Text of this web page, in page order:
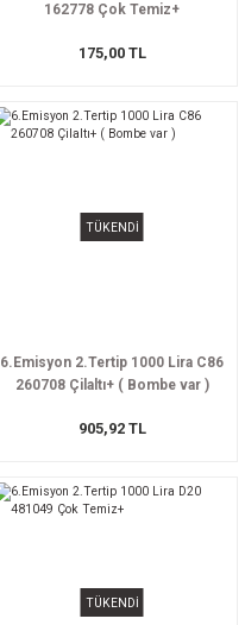
162778 Çok Temiz+
175,00 TL
TÜKENDİ
6.Emisyon 2.Tertip 1000 Lira C86
260708 Çilaltı+ ( Bombe var )
905,92 TL
TÜKENDİ